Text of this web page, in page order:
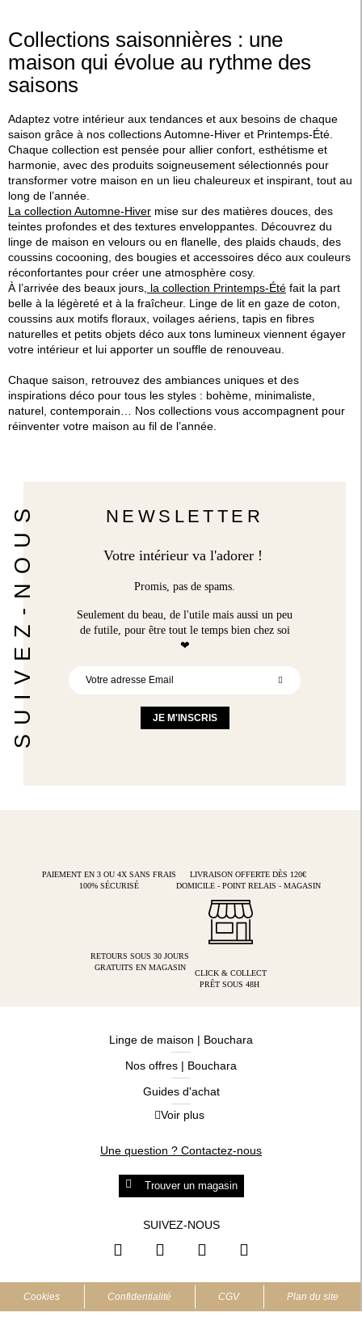
Collections saisonnières : une
maison qui évolue au rythme des
saisons
Adaptez votre intérieur aux tendances et aux besoins de chaque
saison grâce à nos collections Automne-Hiver et Printemps-Été.
Chaque collection est pensée pour allier confort, esthétisme et
harmonie, avec des produits soigneusement sélectionnés pour
transformer votre maison en un lieu chaleureux et inspirant, tout au
long de l’année.
La collection Automne-Hiver mise sur des matières douces, des
teintes profondes et des textures enveloppantes. Découvrez du
linge de maison en velours ou en flanelle, des plaids chauds, des
coussins cocooning, des bougies et accessoires déco aux couleurs
réconfortantes pour créer une atmosphère cosy.
À l’arrivée des beaux jours, la collection Printemps-Été fait la part
belle à la légèreté et à la fraîcheur. Linge de lit en gaze de coton,
coussins aux motifs floraux, voilages aériens, tapis en fibres
naturelles et petits objets déco aux tons lumineux viennent égayer
votre intérieur et lui apporter un souffle de renouveau.
Chaque saison, retrouvez des ambiances uniques et des
inspirations déco pour tous les styles : bohème, minimaliste,
naturel, contemporain… Nos collections vous accompagnent pour
réinventer votre maison au fil de l’année.
SUIVEZ-NOUS NEWSLETTER
Votre intérieur va l'adorer !
Promis, pas de spams.
Seulement du beau, de l'utile mais aussi un peu
de futile, pour être tout le temps bien chez soi
❤
JE M'INSCRIS
PAIEMENT EN 3 OU 4X SANS FRAIS
100% SÉCURISÉ
LIVRAISON OFFERTE DÈS 120€
DOMICILE - POINT RELAIS - MAGASIN
RETOURS SOUS 30 JOURS
GRATUITS EN MAGASIN
CLICK & COLLECT
PRÊT SOUS 48H
Linge de maison | Bouchara
Nos offres | Bouchara
Guides d'achat
Guide des tailles
Programme de fidélité
Conditions des offres
Livraison et retours
Accessibilité numérique
Voir plus
Une question ? Contactez-nous
Trouver un magasin
SUIVEZ-NOUS
https://www.facebook.com/
https://https://https://
Cookies Confidentialité CGV Plan du site